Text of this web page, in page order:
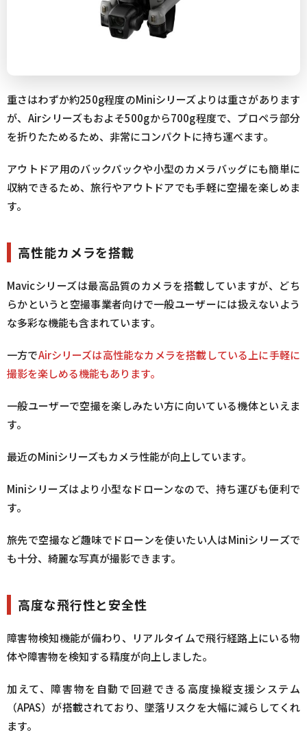
重さはわずか約250g程度のMiniシリーズよりは重さがあります
が、Airシリーズもおよそ500gから700g程度で、プロペラ部分
を折りたためるため、非常にコンパクトに持ち運べます。
アウトドア用のバックパックや小型のカメラバッグにも簡単に
収納できるため、旅行やアウトドアでも手軽に空撮を楽しめま
す。
高性能カメラを搭載
Mavicシリーズは最高品質のカメラを搭載していますが、どち
らかというと空撮事業者向けで一般ユーザーには扱えないよう
な多彩な機能も含まれています。
一方でAirシリーズは高性能なカメラを搭載している上に手軽に
撮影を楽しめる機能もあります。
一般ユーザーで空撮を楽しみたい方に向いている機体といえま
す。
最近のMiniシリーズもカメラ性能が向上しています。
Miniシリーズはより小型なドローンなので、持ち運びも便利で
す。
旅先で空撮など趣味でドローンを使いたい人はMiniシリーズで
も十分、綺麗な写真が撮影できます。
高度な飛行性と安全性
障害物検知機能が備わり、リアルタイムで飛行経路上にいる物
体や障害物を検知する精度が向上しました。
加えて、障害物を自動で回避できる高度操縦支援システム
（APAS）が搭載されており、墜落リスクを大幅に減らしてくれ
ます。